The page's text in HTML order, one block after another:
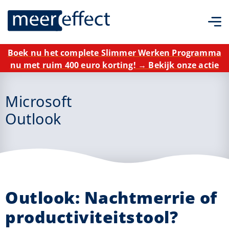
Boek nu het complete Slimmer Werken Programma
nu met ruim 400 euro korting! → Bekijk onze actie
Microsoft
Outlook
Outlook: Nachtmerrie of
productiviteitstool?